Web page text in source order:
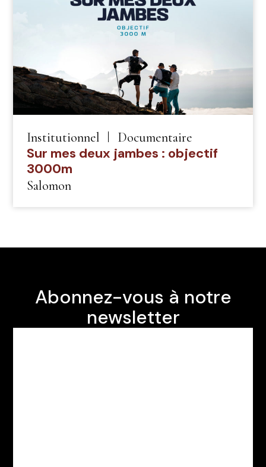
Institutionnel Documentaire
Sur mes deux jambes : objectif
3000m
Salomon
Abonnez-vous à notre
newsletter